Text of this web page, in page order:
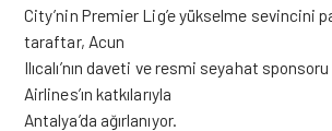
City’nin Premier Lig’e yükselme sevincini
taraftar, Acun
Ilıcalı’nın daveti ve resmi seyahat
Airlines’ın katkılarıyla
Antalya’da ağırlanıyor.